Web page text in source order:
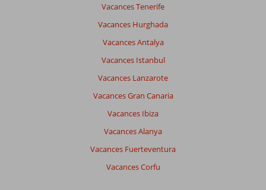
Vacances Tenerife
Vacances Hurghada
Vacances Antalya
Vacances Istanbul
Vacances Lanzarote
Vacances Gran Canaria
Vacances Ibiza
Vacances Alanya
Vacances Fuerteventura
Vacances Corfu